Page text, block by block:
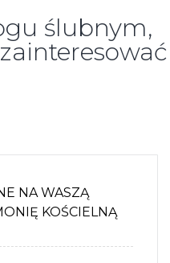
ślubnym,
NA WASZĄ
KOŚCIELNĄ